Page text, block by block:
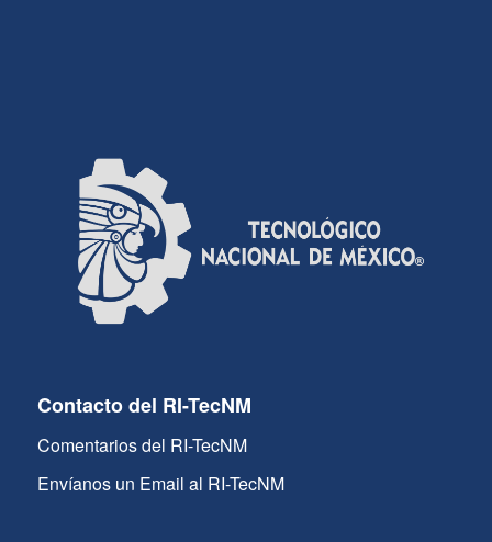
Contacto del RI-TecNM
Comentarios del RI-TecNM
Envíanos un Email al RI-TecNM